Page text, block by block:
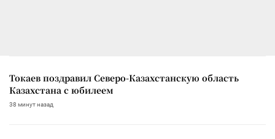
Токаев поздравил Северо-Казахстанскую область
Казахстана с юбилеем
38 минут назад